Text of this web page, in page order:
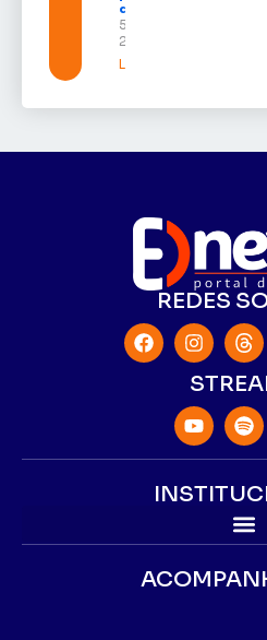
do Amapá
5 de agosto de
2026
Leia mais »
REDES